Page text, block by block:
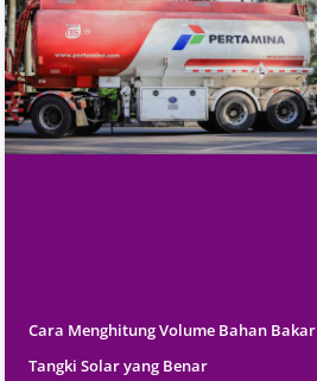
Cara Menghitung Volume Bahan Bakar
Tangki Solar yang Benar